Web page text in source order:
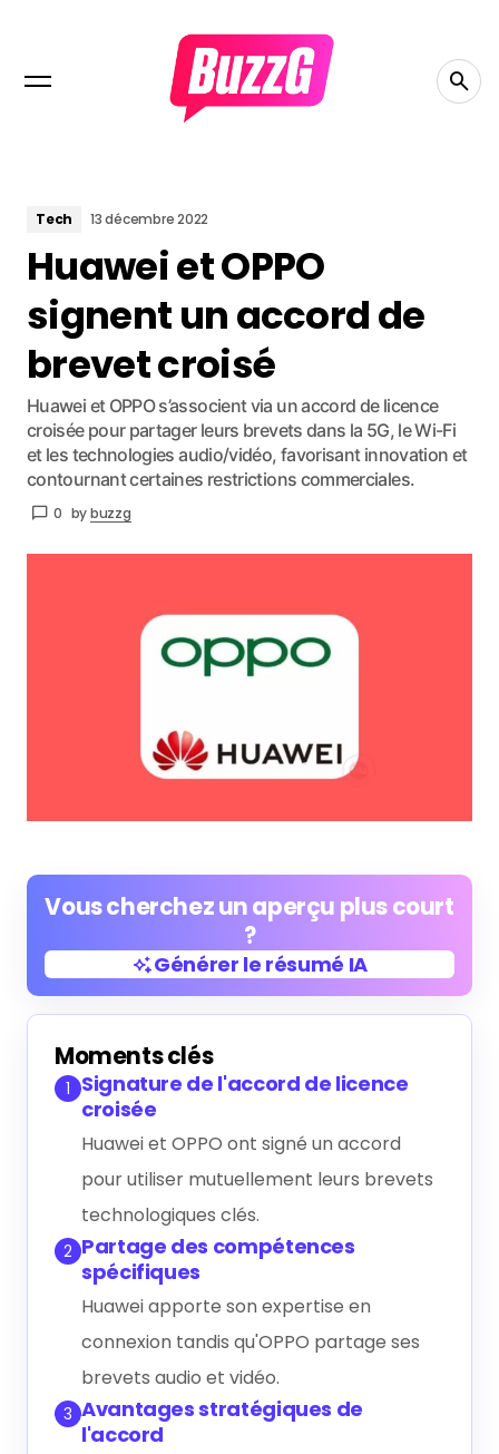
Tech 13 décembre 2022
Huawei et OPPO
signent un accord de
brevet croisé
Huawei et OPPO s’associent via un accord de licence
croisée pour partager leurs brevets dans la 5G, le Wi-Fi
et les technologies audio/vidéo, favorisant innovation et
contournant certaines restrictions commerciales.
0 bybuzzg
Vous cherchez un aperçu plus court
?
Générer le résumé IA
Générer le résumé IA
Moments clés
1
Signature de l'accord de licence
croisée
Huawei et OPPO ont signé un accord
pour utiliser mutuellement leurs brevets
technologiques clés.
2 Partage des compétences
spécifiques
Huawei apporte son expertise en
connexion tandis qu'OPPO partage ses
brevets audio et vidéo.
3 Avantages stratégiques de
l'accord